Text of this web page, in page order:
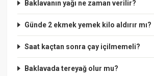
Baklavanın yağı ne zaman verilir?
Günde 2 ekmek yemek kilo aldırır mı?
Saat kaçtan sonra çay içilmemeli?
Baklavada tereyağ olur mu?